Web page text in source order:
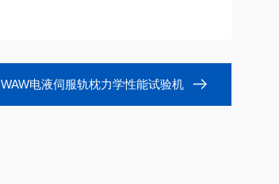
WAW电液伺服轨枕力学性能试验机